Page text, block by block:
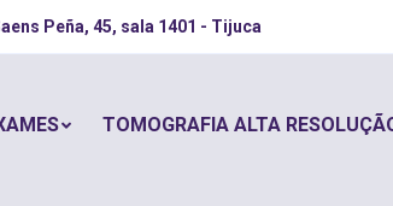
Peña, 45, sala 1401 - Tijuca
TOMOGRAFIA ALTA